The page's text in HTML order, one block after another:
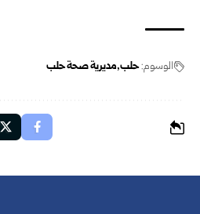
الوسوم:حلب مديرية صحة حلب